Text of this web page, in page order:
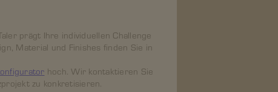
prägt Ihre individuellen Challenge
Material und Finishes finden Sie in
hoch. Wir kontaktieren Sie
zu konkretisieren.